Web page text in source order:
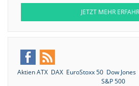
JETZT MEHR
Aktien ATX DAX EuroStoxx 50 Dow Jones
S&P 500